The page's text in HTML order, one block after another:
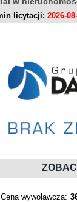
licytacji: 2026-
Cena wywoławcza: